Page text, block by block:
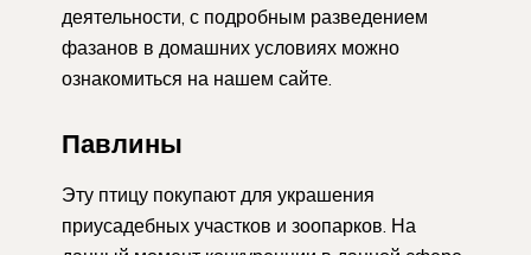
деятельности, с подробным разведением
фазанов в домашних условиях можно
ознакомиться на нашем сайте.
Павлины
Эту птицу покупают для украшения
приусадебных участков и зоопарков. На